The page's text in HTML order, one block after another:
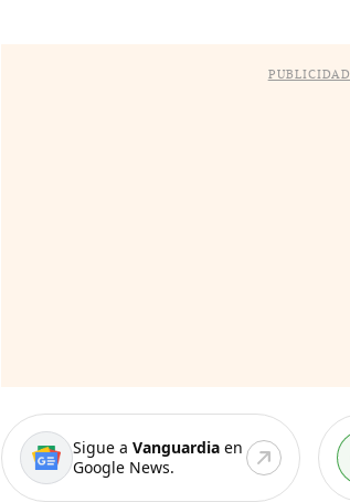
PUBLICIDAD
Sigue a Vanguardiaen
Google News.